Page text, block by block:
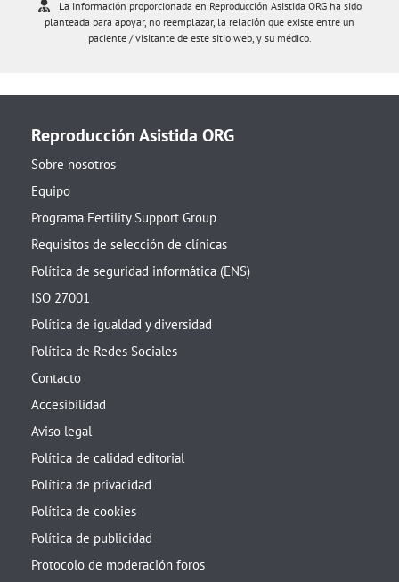
La información proporcionada en Reproducción Asistida ORG ha sido
planteada para apoyar, no reemplazar, la relación que existe entre un
paciente / visitante de este sitio web, y su médico.
Reproducción Asistida ORG
Sobre nosotros
Equipo
Programa Fertility Support Group
Requisitos de selección de clínicas
Política de seguridad informática (ENS)
ISO 27001
Política de igualdad y diversidad
Política de Redes Sociales
Contacto
Accesibilidad
Aviso legal
Política de calidad editorial
Política de privacidad
Política de cookies
Política de publicidad
Protocolo de moderación foros